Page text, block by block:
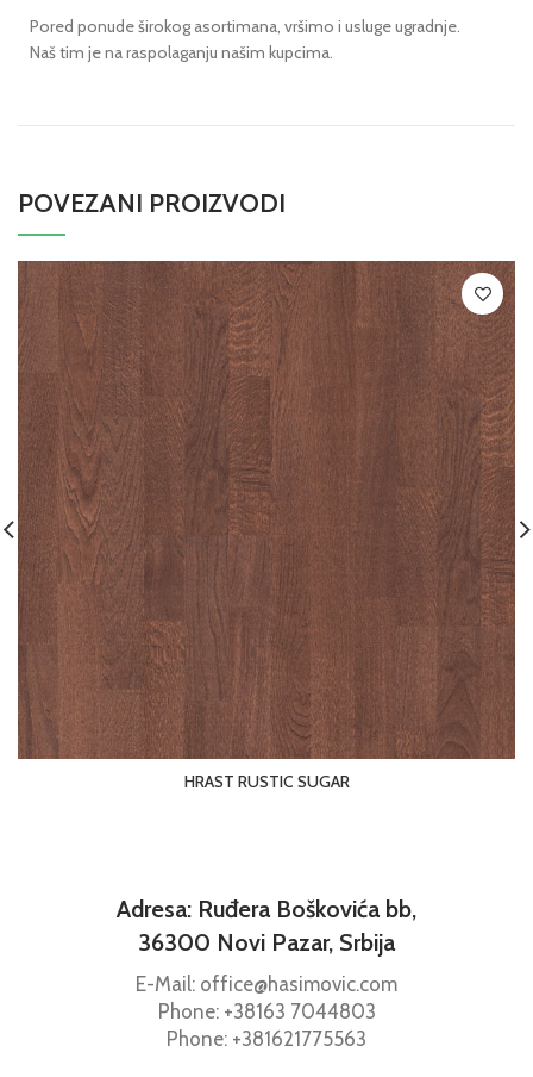
Pored ponude širokog asortimana, vršimo i usluge ugradnje.
Naš tim je na raspolaganju našim kupcima.
POVEZANI PROIZVODI
HRAST RUSTIC SUGAR
Adresa: Ruđera Boškovića bb,
36300 Novi Pazar, Srbija
E-Mail: office@hasimovic.com
Phone: +38163 7044803
Phone: +381621775563